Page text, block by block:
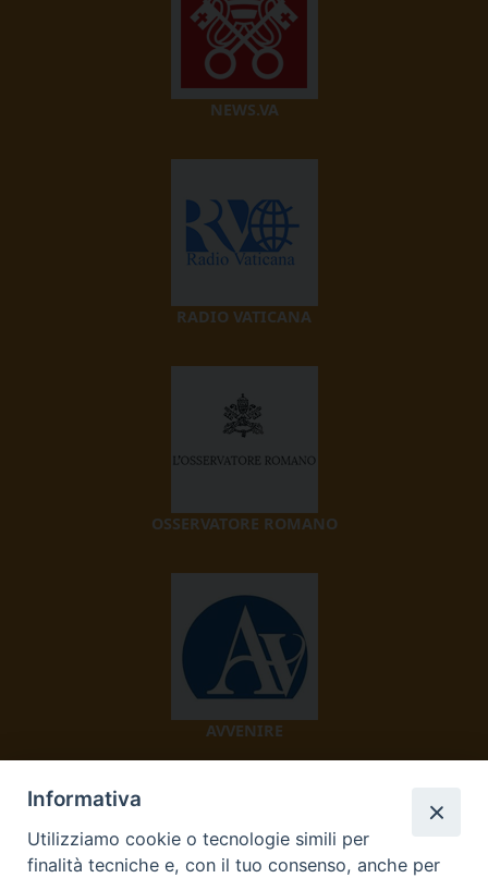
NEWS.VA
RADIO VATICANA
OSSERVATORE ROMANO
AVVENIRE
Informativa
Utilizziamo cookie o tecnologie simili per
finalità tecniche e, con il tuo consenso, anche per